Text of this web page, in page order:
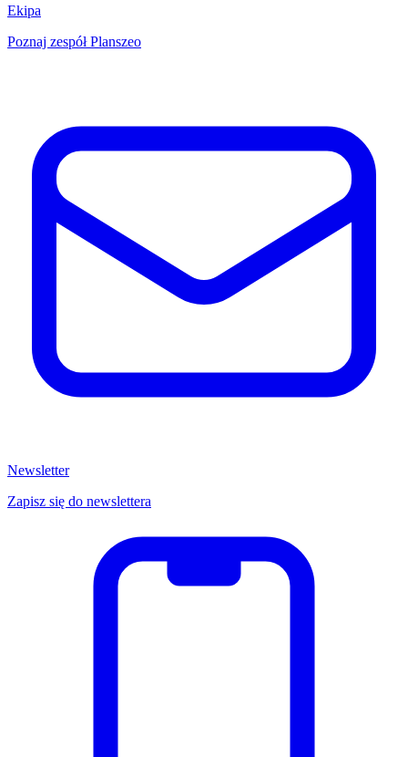
Ekipa
Poznaj zespół Planszeo
Newsletter
Zapisz się do newslettera